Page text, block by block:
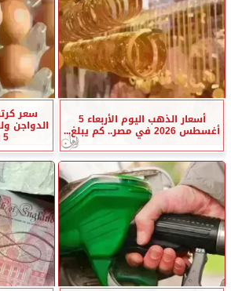
أسعار الذهب اليوم الأربعاء 5
أغسطس 2026 في مصر.. كم يبلغ...
سعر
الدواجن
5 أغسطس 2026